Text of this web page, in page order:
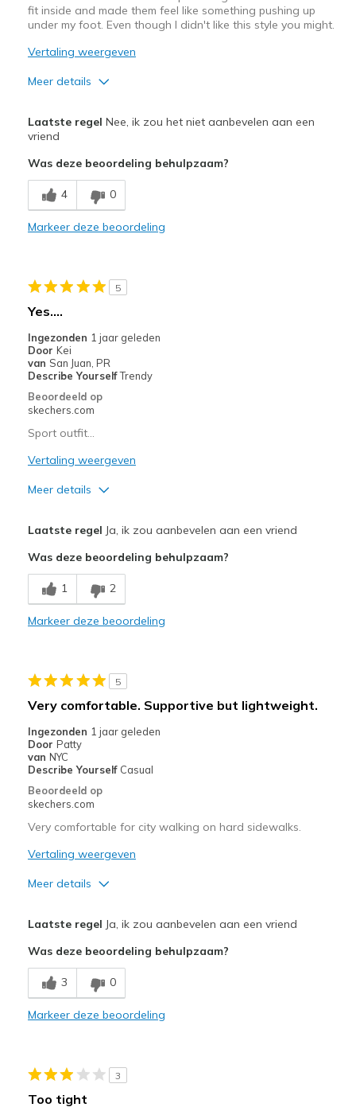
Sizing
Feels true to size
fit inside and made them feel like something pushing up
under my foot. Even though I didn't like this style you might.
Vertaling weergeven
Meer details
Attractive Design
Beste toepassingen
Casual Wear
Width
Feels too narrow
Laatste regel Nee, ik zou het niet aanbevelen aan een
vriend
Was deze beoordeling behulpzaam?
4 0
Markeer deze beoordeling
5
Yes….
Ingezonden 1 jaar geleden
Door Kei
van San Juan, PR
Describe YourselfTrendy
Beoordeeld op
skechers.com
Sport outfit…
Vertaling weergeven
Meer details
Sizing
Laatste regel Ja, ik zou aanbevelen aan een vriend
Was deze beoordeling behulpzaam?
1 2
Markeer deze beoordeling
5
Very comfortable. Supportive but lightweight.
Ingezonden 1 jaar geleden
Door Patty
van NYC
Describe Yourself Casual
Beoordeeld op
skechers.com
Very comfortable for city walking on hard sidewalks.
Vertaling weergeven
Meer details
Breathe Well
Comfortable
Going Out
Laatste regel Ja, ik zou aanbevelen aan een vriend
Was deze beoordeling behulpzaam?
3 0
Markeer deze beoordeling
3
Too tight